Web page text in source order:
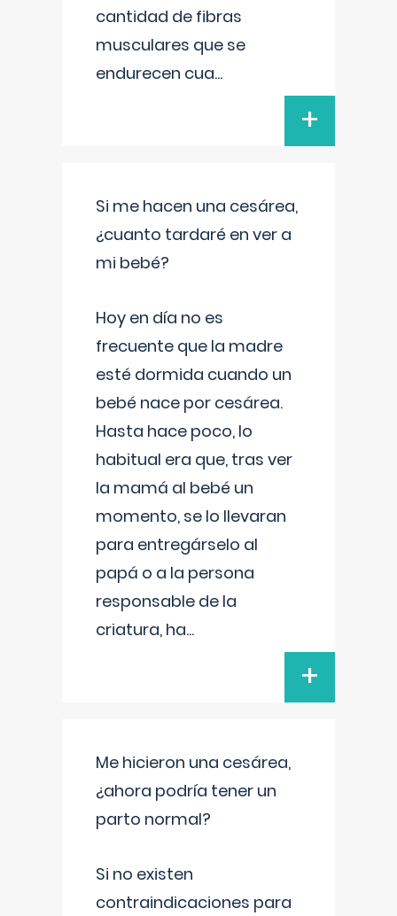
cantidad de fibras
musculares que se
endurecen cua...
+
Si me hacen una cesárea,
¿cuanto tardaré en ver a
mi bebé?
Hoy en día no es
frecuente que la madre
esté dormida cuando un
bebé nace por cesárea.
Hasta hace poco, lo
habitual era que, tras ver
la mamá al bebé un
momento, se lo llevaran
para entregárselo al
papá o a la persona
responsable de la
criatura, ha...
+
Me hicieron una cesárea,
¿ahora podría tener un
parto normal?
Si no existen
contraindicaciones para